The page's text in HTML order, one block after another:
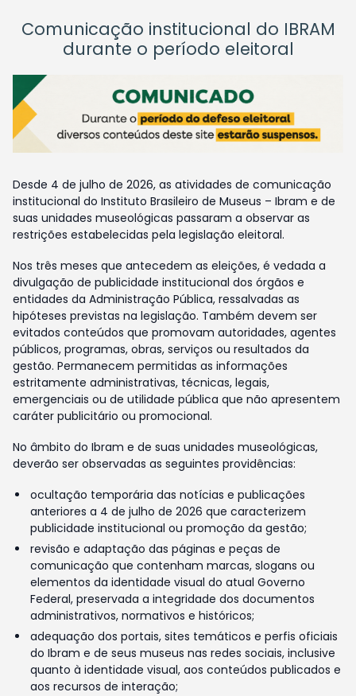
Comunicação institucional do IBRAM
durante o período eleitoral
Desde 4 de julho de 2026, as atividades de comunicação
institucional do Instituto Brasileiro de Museus – Ibram e de
suas unidades museológicas passaram a observar as
restrições estabelecidas pela legislação eleitoral.
Nos três meses que antecedem as eleições, é vedada a
divulgação de publicidade institucional dos órgãos e
entidades da Administração Pública, ressalvadas as
hipóteses previstas na legislação. Também devem ser
evitados conteúdos que promovam autoridades, agentes
públicos, programas, obras, serviços ou resultados da
gestão. Permanecem permitidas as informações
estritamente administrativas, técnicas, legais,
emergenciais ou de utilidade pública que não apresentem
caráter publicitário ou promocional.
No âmbito do Ibram e de suas unidades museológicas,
deverão ser observadas as seguintes providências:
ocultação temporária das notícias e publicações
anteriores a 4 de julho de 2026 que caracterizem
publicidade institucional ou promoção da gestão;
revisão e adaptação das páginas e peças de
comunicação que contenham marcas, slogans ou
elementos da identidade visual do atual Governo
Federal, preservada a integridade dos documentos
administrativos, normativos e históricos;
adequação dos portais, sites temáticos e perfis oficiais
do Ibram e de seus museus nas redes sociais, inclusive
quanto à identidade visual, aos conteúdos publicados e
aos recursos de interação;